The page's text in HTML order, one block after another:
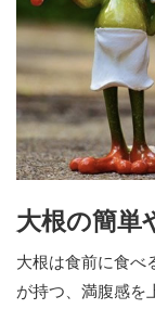
大根の簡単
大根は食前に食べ
が持つ、満腹感を